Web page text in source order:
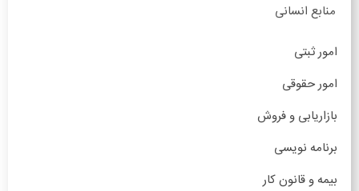
منابع انسانی
امور ثبتی
امور حقوقی
بازاریابی و فروش
برنامه نویسی
بیمه و قانون کار